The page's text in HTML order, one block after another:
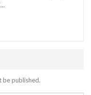
be published.